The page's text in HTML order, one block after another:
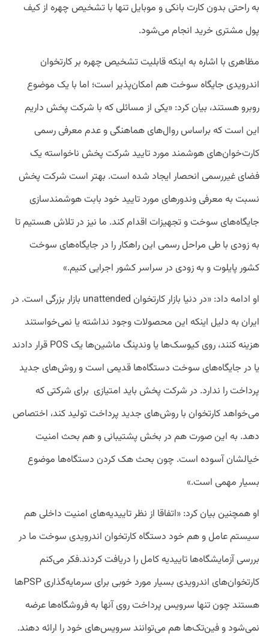
به راحتی بدون کارت بانکی و موبایل تنها با تشخیص چهره از کیف
پول مشتری خرید انجام می‌شود.
مظاهری با اشاره به اینکه قابلیت تشخیص چهره بر کارتخوان
اندرویدی جایگاه سوخت هم امکان‌پذیر است؛ اما با یک موضوع
روبرو هستند، بیان کرد: «یکی از مسائلی که با شرکت پخش داریم
این است که براساس روال‌های هماهنگی و عدم معرفی رسمی
کارت‌خوان‌های هوشمند مورد تایید شرکت پخش ناخواسته یک
فضای غیررسمی انحصار ایجاد شده است. بهتر است شرکت پخش
نسبت به معرفی وندورهای مورد تایید خود بابت هوشمندسازی
جایگاه‌های سوخت و تجهیزات اقدام کند. ما نیز در تلاش هستیم تا
به زودی با طی مراحل رسمی این راهکار را در جایگاه‌های سوخت
کشور پایلوت و به زودی در سراسر کشور اجرایی کنیم.»
او ادامه داد: «در دنیا بازار کارتخوان unattended بازار بزرگی است. در
ایران به دلیل اینکه این محصولات وجود نداشته یا نمی‌خواستند
هزینه کنند، روی کیوسک‌ها یا وندینگ ماشین‌ها یک POS قرار دادند
یا در جایگاه‌های سوخت دستگاه‌ها قدیمی است و روش‌های جدید
پرداخت را ندارد. در شرکت پخش باید امتیازی برای شرکتی که
می‌خواهد کارتخوان با روش‌‌های جدید پرداخت تولید کند، اختصاص
دهد. به این صورت هم در بخش پشتیبانی و هم بحث امنیت
خیالشان آسوده است. چون بحث هک کردن دستگاه‌ها موضوع
بسیار مهمی است.»
او همچنین بیان کرد: «اتفاقا از نظر تاییدیه‌های امنیت داخلی هم
سیستم عامل و هم خود دستگاه کارتخوان اندرویدی سوخت ما در
بررسی آزمایشگاه‌‌ها تاییدیه کامل را دریافت کردند.فکر می‌کنم
کارتخوان‌های اندرویدی بسیار مورد خوبی برای سرمایه‌گذاری PSPها
هستند چون تنها سرویس پرداخت روی آنها به فروشگاه‌ها عرضه
نمی‌شود و فین‌تک‌ها هم می‌توانند سرویس‌های خود را ارائه دهند.